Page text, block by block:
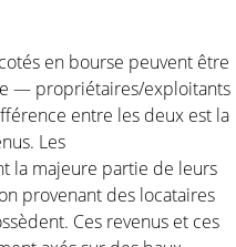
en bourse peuvent être
— propriétaires/exploitants
entre les deux est la
Les
la majeure partie de leurs
provenant des locataires
Ces revenus et ces